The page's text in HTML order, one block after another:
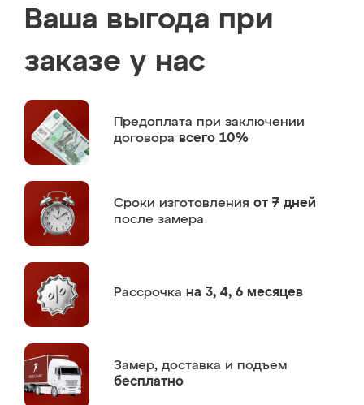
Ваша выгода при
заказе у нас
Предоплата при заключении
договора всего 10%
Сроки изготовления от 7 дней
после замера
Рассрочка на 3, 4, 6 месяцев
Замер, доставка и подъем
бесплатно